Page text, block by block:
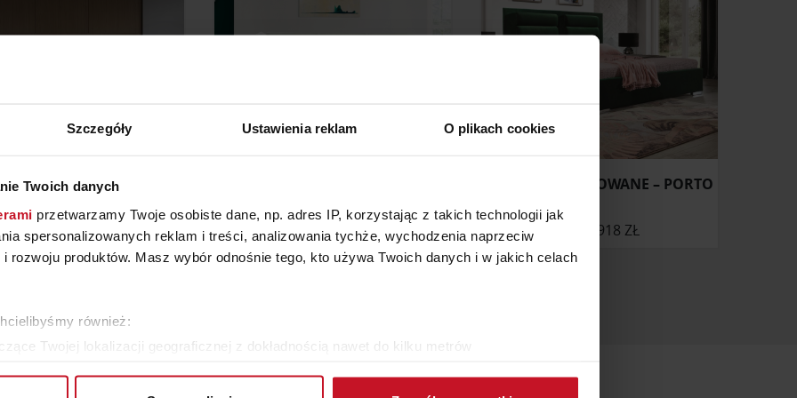
Szczegóły Ustawienia reklam O plikach cookies
Twoich danych
przetwarzamy Twoje osobiste dane, np. adres IP, korzystając z takich technologii jak
spersonalizowanych reklam i treści, analizowania tychże, wychodzenia naprzeciw
rozwoju produktów. Masz wybór odnośnie tego, kto używa Twoich danych i w jakich celach
również:
Twojej lokalizacji geograficznej z dokładnością nawet do kilku metrów
CALYPSO OLTA
O CENĘ W SALONIE ZAPYTAJ O CENĘ W SALONIE
ŁÓŻKO TAPICEROWANE – PORTO
1 918 ZŁ